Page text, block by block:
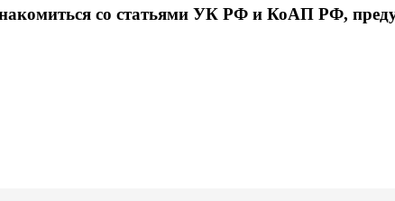
со статьями УК РФ и КоАП РФ,